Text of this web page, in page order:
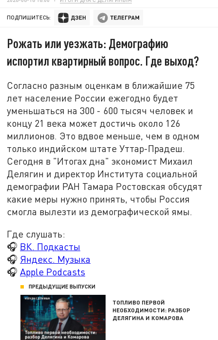
ПОДПИШИТЕСЬ:
Рожать или уезжать: Демографию
испортил квартирный вопрос. Где выход?
Согласно разным оценкам в ближайшие 75
лет население России ежегодно будет
уменьшаться на 300 - 600 тысяч человек и
концу 21 века может достичь около 126
миллионов. Это вдвое меньше, чем в одном
только индийском штате Уттар-Прадеш.
Сегодня в "Итогах дна" экономист Михаил
Делягин и директор Института социальной
демографии РАН Тамара Ростовская обсудят
какие меры нужно принять, чтобы Россия
смогла вылезти из демографической ямы.
Где слушать:
🎧 ВК. Подкасты
🎧 Яндекс. Музыка
🎧 Apple Podcasts
ПРЕДЫДУЩИЕ ВЫПУСКИ
ТОПЛИВО ПЕРВОЙ
НЕОБХОДИМОСТИ: РАЗБОР
ДЕЛЯГИНА И КОМАРОВА